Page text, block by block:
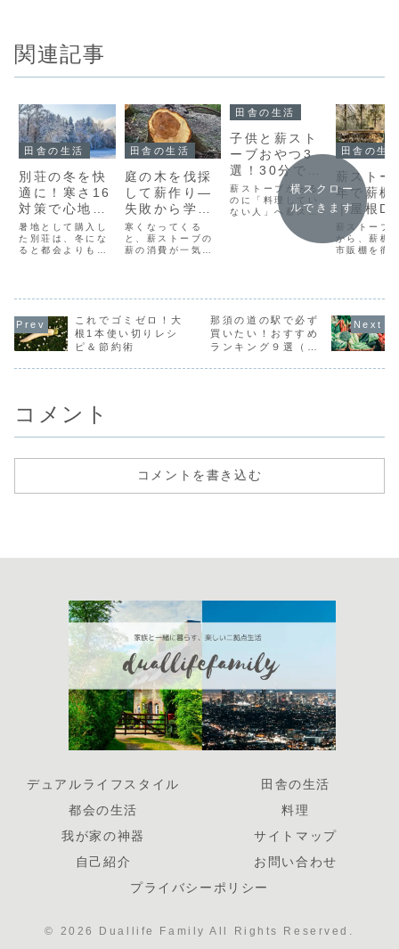
関連記事
田舎の生活
別荘の冬を快
適に！寒さ16
対策で心地よ
い冬の過ごし
方
暑地として購入し
た別荘は、冬にな
ると都会よりも気
対策は必須です。
暖房器具や断熱ア
イテムをうまく活
用することで、快
田舎の生活
庭の木を伐採
して薪作り—
失敗から学ん
だ4つの注意
点
寒くなってくる
と、薪ストーブの
薪の消費が一気に
そんな中で、自分
の庭にある木を伐
採して薪にしよう
と考える方もいら
田舎の生活
子供と薪スト
ーブおやつ3
選！30分で作
れる簡単レシ
ピ
薪ストーブがある
のに「料理してい
ない人」へ薪スト
ーブを導入したも
のの、・暖房とし
てしか使っていな
に感じていません
か？実はこれ、か
なりもったいない
です。なぜな
田舎の生
薪ストー
年で薪棚
｜屋根
市販棚ど
ち?
薪ストーブ
から、薪棚
市販棚を徹
横スクロー
ルできます
これでゴミゼロ！大
根1本使い切りレシ
ピ＆節約術
那須の道の駅で必ず
買いたい！おすすめ
ランキング９選（旬
コメント
コメントを書き込む
デュアルライフスタイル
田舎の生活
都会の生活
料理
我が家の神器
サイトマップ
自己紹介
お問い合わせ
プライバシーポリシー
© 2026 Duallife Family All Rights Reserved.